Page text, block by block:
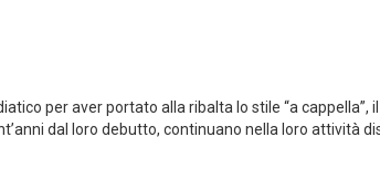
per aver portato alla ribalta lo stile “a cappella”,
dal loro debutto, continuano nella loro attività